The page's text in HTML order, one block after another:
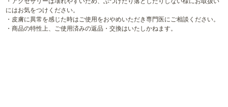
にはお気をつけください。
・皮膚に異常を感じた時はご使用をおやめいただき専門医にご相談ください。
・商品の特性上、ご使用済みの返品・交換はいたしかねます。